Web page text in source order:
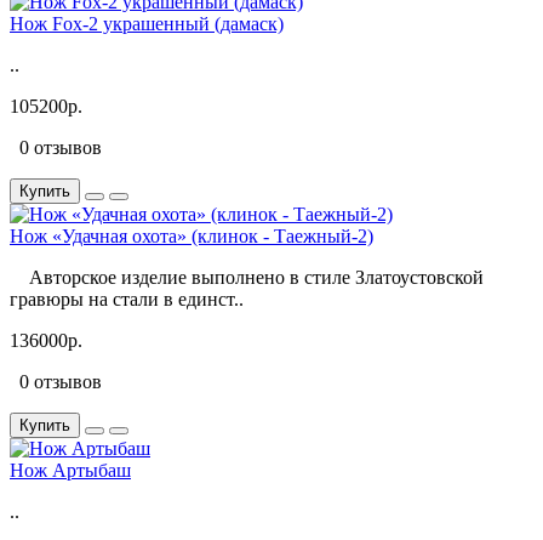
Нож Fox-2 украшенный (дамаск)
..
105200р.
0 отзывов
Купить
Нож «Удачная охота» (клинок - Таежный-2)
Авторское изделие выполнено в стиле Златоустовской
гравюры на стали в единст..
136000р.
0 отзывов
Купить
Нож Артыбаш
..